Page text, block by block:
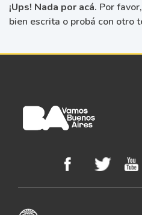
¡Ups! Nada por acá. Por
bien escrita o probá con otro